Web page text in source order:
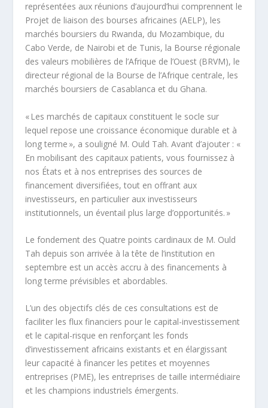
représentées aux réunions d’aujourd’hui comprennent le
Projet de liaison des bourses africaines (AELP), les
marchés boursiers du Rwanda, du Mozambique, du
Cabo Verde, de Nairobi et de Tunis, la Bourse régionale
des valeurs mobilières de l’Afrique de l’Ouest (BRVM), le
directeur régional de la Bourse de l’Afrique centrale, les
marchés boursiers de Casablanca et du Ghana.
« Les marchés de capitaux constituent le socle sur
lequel repose une croissance économique durable et à
long terme », a souligné M. Ould Tah. Avant d’ajouter : «
En mobilisant des capitaux patients, vous fournissez à
nos États et à nos entreprises des sources de
financement diversifiées, tout en offrant aux
investisseurs, en particulier aux investisseurs
institutionnels, un éventail plus large d’opportunités. »
Le fondement des Quatre points cardinaux de M. Ould
Tah depuis son arrivée à la tête de l’institution en
septembre est un accès accru à des financements à
long terme prévisibles et abordables.
L’un des objectifs clés de ces consultations est de
faciliter les flux financiers pour le capital-investissement
et le capital-risque en renforçant les fonds
d’investissement africains existants et en élargissant
leur capacité à financer les petites et moyennes
entreprises (PME), les entreprises de taille intermédiaire
et les champions industriels émergents.